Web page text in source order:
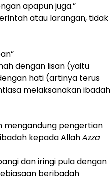
apapun juga.”
atau larangan, tidak
dengan lisan (yaitu
hati (artinya terus
melaksanakan ibadah
mengandung pengertian
kepada AllahAzza
dan iringi pula dengan
beribadah